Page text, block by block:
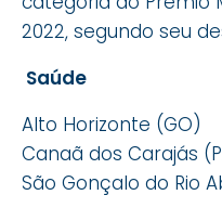
2022, segundo seu
Saúde
Alto Horizonte (GO)
Canaã dos Carajás
São Gonçalo do Rio